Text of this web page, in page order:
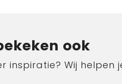
ook
inspiratie? Wij helpen